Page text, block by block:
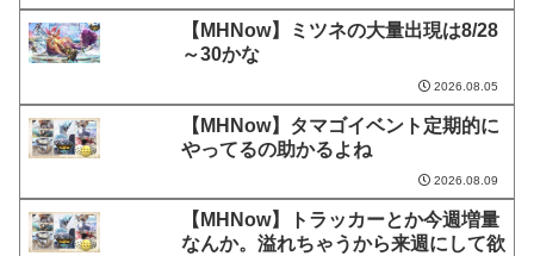
【MHNow】ミツネの大量出現は8/28
～30かな
2026.08.05
【MHNow】タマゴイベント定期的に
やってるの助かるよね
2026.08.09
【MHNow】トラッカーとか今週増量
なんか。溢れちゃうから来週にして欲